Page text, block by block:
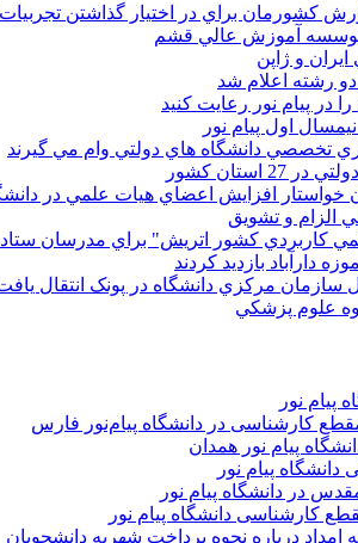
کشورمان براي در اختيار گذاشتن
موسسه آموزش عالي قشم
و ژاپن
رشته اعلام شد
در پیام نور رعایت کنید
اول پیام نور
تخصصي دانشگاه هاي دولتي وام مي گيرند
کشور
افزايش اعضاي هيات علمي در
الزام و تشويق
كاربردي كشور اتريش" براي مدرسان
مرکزي دانشگاه در پونک انتقال
علوم پزشکي
پیام نور
کارشناسی در دانشگاه پیام‌نور فارس
پیام نور همدان
در دانشگاه پیام نور
کارشناسی دانشگاه پیام نور
امداد درباره نحوه پرداخت شهریه دانشجویان